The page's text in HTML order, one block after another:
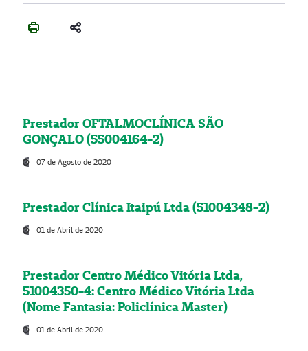
Prestador OFTALMOCLÍNICA SÃO
GONÇALO (55004164-2)
07 de Agosto de 2020
Prestador Clínica Itaipú Ltda (51004348-2)
01 de Abril de 2020
Prestador Centro Médico Vitória Ltda,
51004350-4: Centro Médico Vitória Ltda
(Nome Fantasia: Policlínica Master)
01 de Abril de 2020